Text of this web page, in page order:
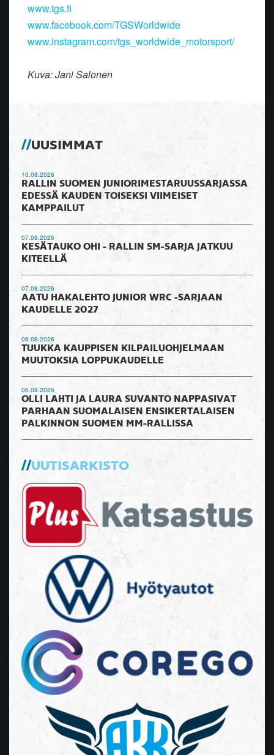
www.tgs.fi
www.facebook.com/TGSWorldwide
www.instagram.com/tgs_worldwide_motorsport/
Kuva: Jani Salonen
UUSIMMAT
10.08.2026
RALLIN SUOMEN JUNIORIMESTARUUSSARJASSA
EDESSÄ KAUDEN TOISEKSI VIIMEISET
KAMPPAILUT
07.08.2026
KESÄTAUKO OHI - RALLIN SM-SARJA JATKUU
KITEELLÄ
07.08.2026
AATU HAKALEHTO JUNIOR WRC -SARJAAN
KAUDELLE 2027
06.08.2026
TUUKKA KAUPPISEN KILPAILUOHJELMAAN
MUUTOKSIA LOPPUKAUDELLE
06.08.2026
OLLI LAHTI JA LAURA SUVANTO NAPPASIVAT
PARHAAN SUOMALAISEN ENSIKERTALAISEN
PALKINNON SUOMEN MM-RALLISSA
UUTISARKISTO